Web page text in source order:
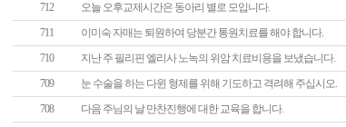
712
오늘 오후교제시간은 동아리 별로 모입니다.
711
이미숙 자매는 퇴원하여 당분간 통원치료를 해야 합니다.
710
지난 주 필리핀 엘리사 노녹의 위암 치료비용을 보냈습니다.
709
눈 수술을 하는 다윈 형제를 위해 기도하고 격려해 주십시오.
708
다음 주님의 날 만찬진행에 대한 교육을 합니다.